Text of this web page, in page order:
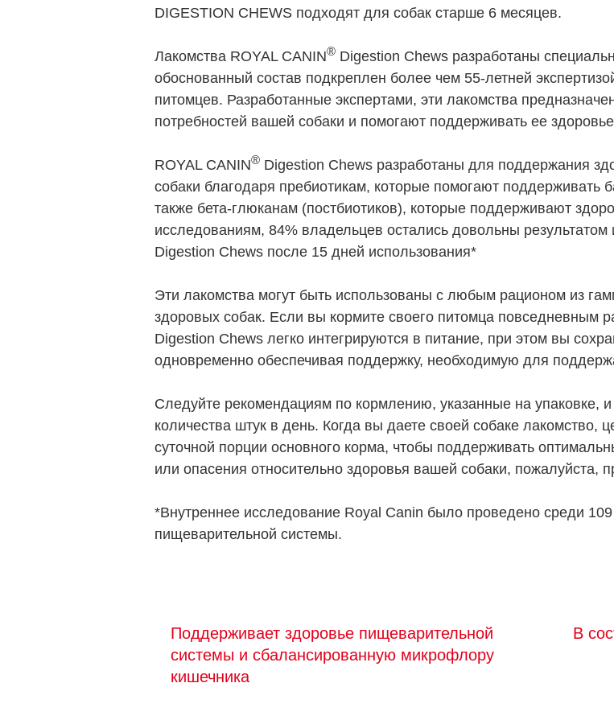
DIGESTION CHEWS подходят для собак старше 6 месяцев.
Лакомства ROYAL CANIN® Digestion Chews разработаны
обоснованный состав подкреплен более чем 55-летней
питомцев. Разработанные экспертами, эти лакомства
потребностей вашей собаки и помогают поддерживать ее
ROYAL CANIN® Digestion Chews разработаны для поддержания
собаки благодаря пребиотикам, которые помогают
также бета-глюканам (постбиотиков), которые поддерживают
исследованиям, 84% владельцев остались довольны
Digestion Chews после 15 дней использования*
Эти лакомства могут быть использованы с любым рационом из
здоровых собак. Если вы кормите своего питомца повседневным
Digestion Chews легко интегрируются в питание, при этом вы
одновременно обеспечивая поддержку, необходимую для
Следуйте рекомендациям по кормлению, указанные на упаковке,
количества штук в день. Когда вы даете своей собаке лакомство,
суточной порции основного корма, чтобы поддерживать
или опасения относительно здоровья вашей собаки, пожалуйста,
*Внутреннее исследование Royal Canin было проведено среди 109
пищеварительной системы.
Поддерживает здоровье пищеварительной
системы и сбалансированную микрофлору
кишечника
В